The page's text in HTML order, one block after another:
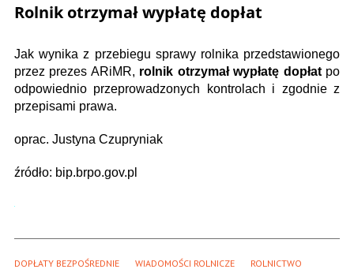
Rolnik otrzymał wypłatę dopłat
Jak wynika z przebiegu sprawy rolnika przedstawionego
przez prezes ARiMR, rolnik otrzymał wypłatę dopłatpo
odpowiednio przeprowadzonych kontrolach i zgodnie z
przepisami prawa.
oprac. Justyna Czupryniak
źródło: bip.brpo.gov.pl
DOPŁATY BEZPOŚREDNIE WIADOMOŚCI ROLNICZE ROLNICTWO